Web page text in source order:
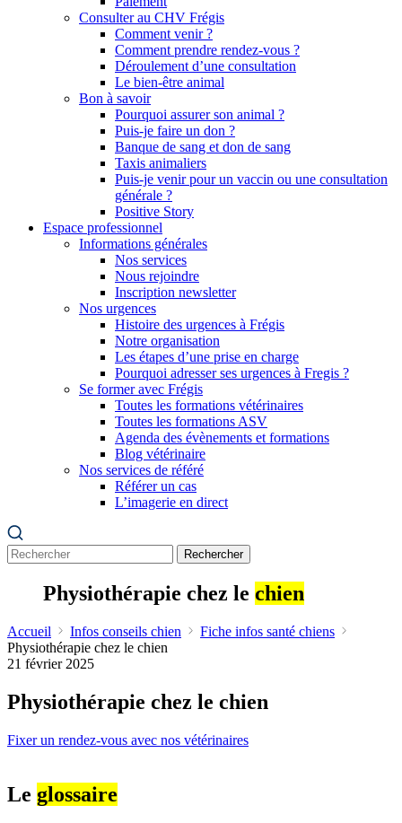
Consulter au CHV Frégis
Comment venir ?
Comment prendre rendez-vous ?
Déroulement d’une consultation
Le bien-être animal
Bon à savoir
Pourquoi assurer son animal ?
Puis-je faire un don ?
Banque de sang et don de sang
Taxis animaliers
Puis-je venir pour un vaccin ou une consultation
générale ?
Positive Story
Espace professionnel
Informations générales
Nos services
Nous rejoindre
Inscription newsletter
Nos urgences
Histoire des urgences à Frégis
Notre organisation
Les étapes d’une prise en charge
Pourquoi adresser ses urgences à Fregis ?
Se former avec Frégis
Toutes les formations vétérinaires
Toutes les formations ASV
Agenda des évènements et formations
Blog vétérinaire
Nos services de référé
Référer un cas
L’imagerie en direct
Rechercher
Physiothérapie chez le chien
Accueil Infos conseils chien
Fiche infos santé chiens
Physiothérapie chez le chien
21 février 2025
Physiothérapie chez le chien
Fixer un rendez-vous avec nos vétérinaires
Le glossaire